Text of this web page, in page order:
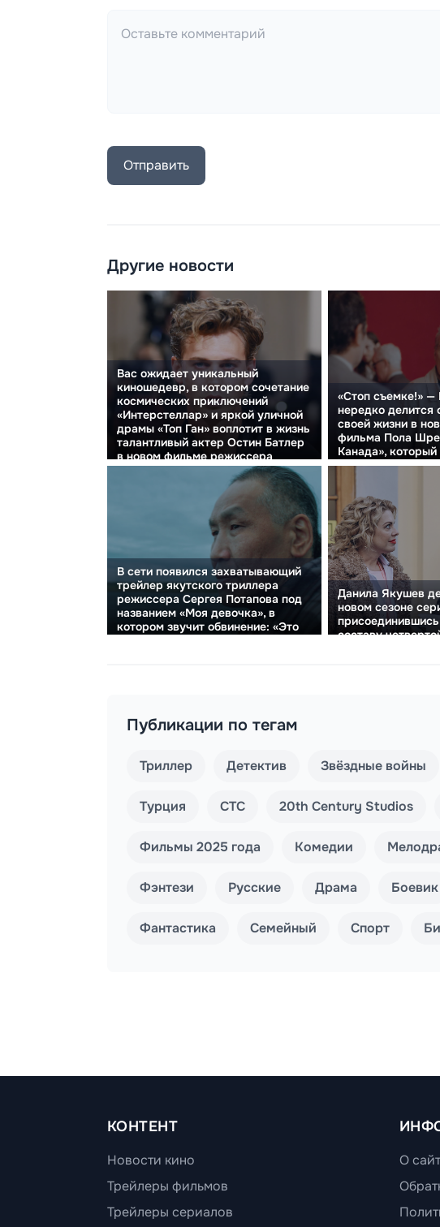
Отправить
Другие новости
Вас ожидает уникальный
киношедевр, в котором сочетание
космических приключений
«Интерстеллар» и яркой уличной
драмы «Топ Ган» воплотит в жизнь
талантливый актер Остин Батлер
в новом фильме режиссера
Эдварда Бергера.
«Стоп съемке!» —
нередко делится
своей жизни в
фильма Пола
Канада»,
озвучкой.
В сети появился захватывающий
трейлер якутского триллера
режиссера Сергея Потапова под
названием «Моя девочка», в
котором звучит обвинение: «Это
Данила Якушев
новом сезоне
составу
Публикации по тегам
Триллер Детектив Звёздные войны
Турция СТС 20th Century Studios
Фильмы 2025 года Комедии
Фэнтези Русские Драма Боевик
Фантастика Семейный Спорт
КОНТЕНТ
Новости кино
Трейлеры фильмов
Трейлеры сериалов
О